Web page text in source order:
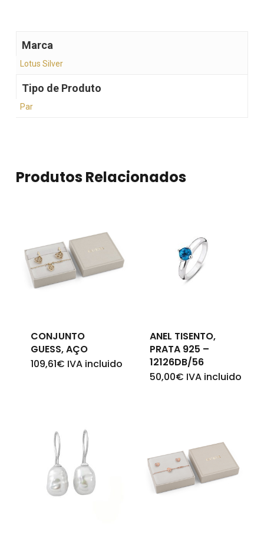
Nenhum produto no
Marca
Lotus Silver
Tipo de Produto
Par
Produtos Relacionados
CONJUNTO
GUESS, AÇO
109,61€ IVA incluido
ANEL TISENTO,
PRATA 925 –
12126DB/56
50,00€ IVA incluido